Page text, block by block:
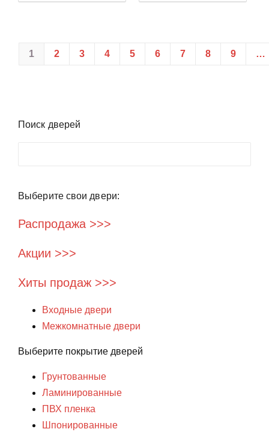
1 2 3 4 5 6 7 8 9 …
Поиск дверей
Выберите свои двери:
Распродажа >>>
Акции >>>
Хиты продаж >>>
Входные двери
Межкомнатные двери
Выберите покрытие дверей
Грунтованные
Ламинированные
ПВХ пленка
Шпонированные